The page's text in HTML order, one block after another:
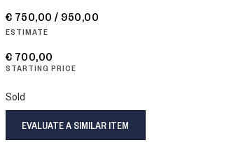
€ 750,00 / 950,00
ESTIMATE
€ 700,00
STARTING PRICE
Sold
EVALUATE A SIMILAR ITEM